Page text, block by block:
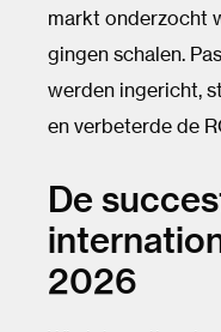
markt onderzocht
gingen schalen.
werden ingericht,
en verbeterde de
De
2026